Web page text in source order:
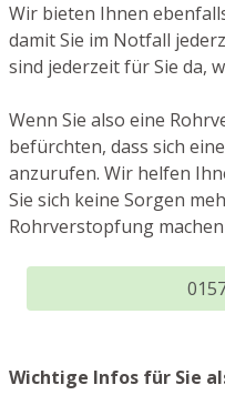
Wir bieten Ihnen
damit Sie im Notfall
sind jederzeit für Sie da,
Wenn Sie also eine
befürchten, dass sich
anzurufen. Wir helfen
Sie sich keine Sorgen
Rohrverstopfung
Wichtige Infos für Sie